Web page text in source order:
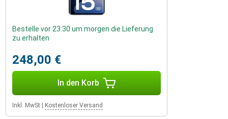
Bestelle vor 23:30 um morgen die Lieferung
zu erhalten
248,00 €
In den Korb
Inkl. MwSt Kostenloser Versand